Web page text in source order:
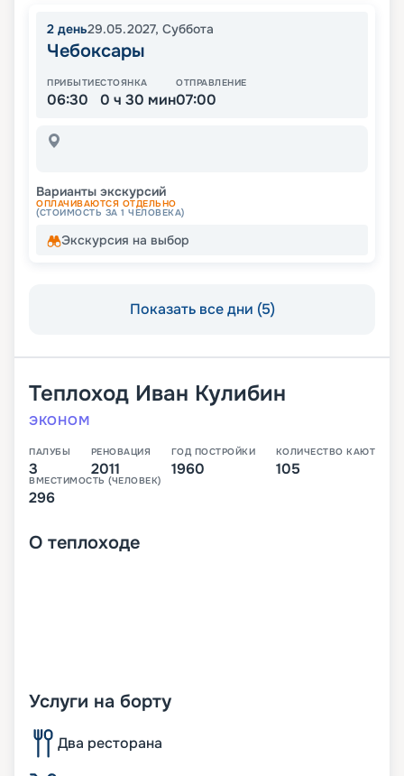
2 день29.05.2027, Суббота
Чебоксары
ПРИБЫТИЕ
06:30
СТОЯНКА
0 ч 30 мин
ОТПРАВЛЕНИЕ
07:00
Варианты экскурсий
ОПЛАЧИВАЮТСЯ ОТДЕЛЬНО
(СТОИМОСТЬ ЗА 1 ЧЕЛОВЕКА)
Экскурсия на выбор
Показать все дни (5)
Теплоход Иван Кулибин
ЭКОНОМ
ПАЛУБЫ
3
РЕНОВАЦИЯ
2011
ГОД ПОСТРОЙКИ
1960
КОЛИЧЕСТВО КАЮТ
105
ВМЕСТИМОСТЬ (ЧЕЛОВЕК)
296
О теплоходе
Услуги на борту
Два ресторана